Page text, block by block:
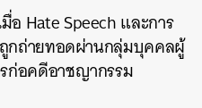
อ Hate Speech และการ
กถ่ายทอดผ่านกลุ่มบุคคลผู้
ก่อคดีอาชญากรรม